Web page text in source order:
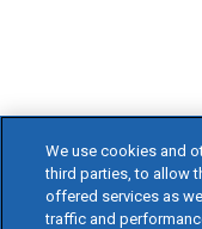
We use cookies and
third parties, to allow
offered services as
traffic and